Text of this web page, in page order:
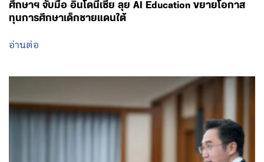
ศึกษาฯ จับมือ อินโดนีเซีย ลุย AI Education ขยายโอกาส
ทุนการศึกษาเด็กชายแดนใต้
อ่านต่อ